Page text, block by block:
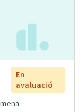
En
avaluació